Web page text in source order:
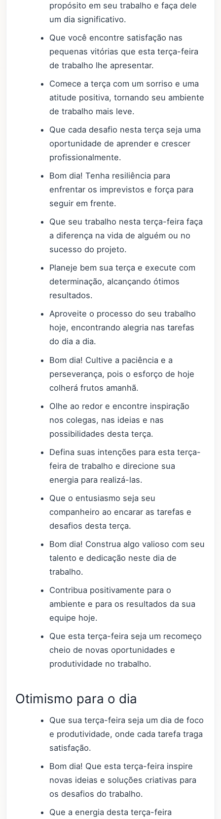
propósito em seu trabalho e faça dele
um dia significativo.
Que você encontre satisfação nas
pequenas vitórias que esta terça-feira
de trabalho lhe apresentar.
Comece a terça com um sorriso e uma
atitude positiva, tornando seu ambiente
de trabalho mais leve.
Que cada desafio nesta terça seja uma
oportunidade de aprender e crescer
profissionalmente.
Bom dia! Tenha resiliência para
enfrentar os imprevistos e força para
seguir em frente.
Que seu trabalho nesta terça-feira faça
a diferença na vida de alguém ou no
sucesso do projeto.
Planeje bem sua terça e execute com
determinação, alcançando ótimos
resultados.
Aproveite o processo do seu trabalho
hoje, encontrando alegria nas tarefas
do dia a dia.
Bom dia! Cultive a paciência e a
perseverança, pois o esforço de hoje
colherá frutos amanhã.
Olhe ao redor e encontre inspiração
nos colegas, nas ideias e nas
possibilidades desta terça.
Defina suas intenções para esta terça-
feira de trabalho e direcione sua
energia para realizá-las.
Que o entusiasmo seja seu
companheiro ao encarar as tarefas e
desafios desta terça.
Bom dia! Construa algo valioso com seu
talento e dedicação neste dia de
trabalho.
Contribua positivamente para o
ambiente e para os resultados da sua
equipe hoje.
Que esta terça-feira seja um recomeço
cheio de novas oportunidades e
produtividade no trabalho.
Otimismo para o dia
Que sua terça-feira seja um dia de foco
e produtividade, onde cada tarefa traga
satisfação.
Bom dia! Que esta terça-feira inspire
novas ideias e soluções criativas para
os desafios do trabalho.
Que a energia desta terça-feira